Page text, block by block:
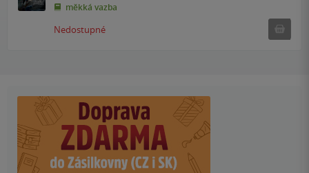
měkká vazba
Nedostupné